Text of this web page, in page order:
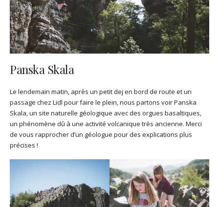
Panska Skala
Le lendemain matin, après un petit dej en bord de route et un
passage chez Lidl pour faire le plein, nous partons voir Panska
Skala, un site naturelle géologique avec des orgues basaltiques,
un phénomène dû à une activité volcanique très ancienne. Merci
de vous rapprocher d’un géologue pour des explications plus
précises !